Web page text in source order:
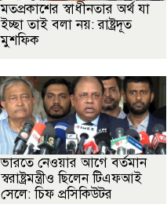
মতপ্রকাশের স্বাধীনতার অর্থ যা
ইচ্ছা তাই বলা নয়: রাষ্ট্রদূত
মুশফিক
ভারতে নেওয়ার আগে বর্তমান
স্বরাষ্ট্রমন্ত্রীও ছিলেন টিএফআই
সেলে: চিফ প্রসিকিউটর